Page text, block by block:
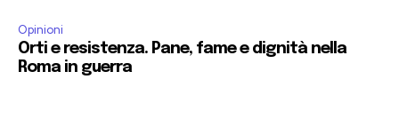
Opinioni
Orti e resistenza. Pane, fame e dignità nella
Roma in guerra